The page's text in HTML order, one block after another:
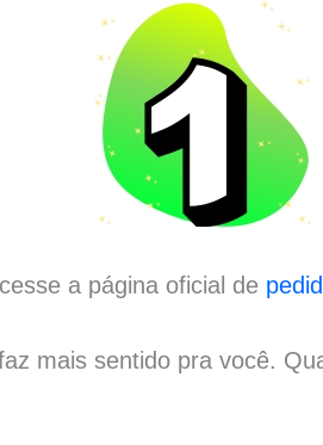
a página oficial de
mais sentido pra você.